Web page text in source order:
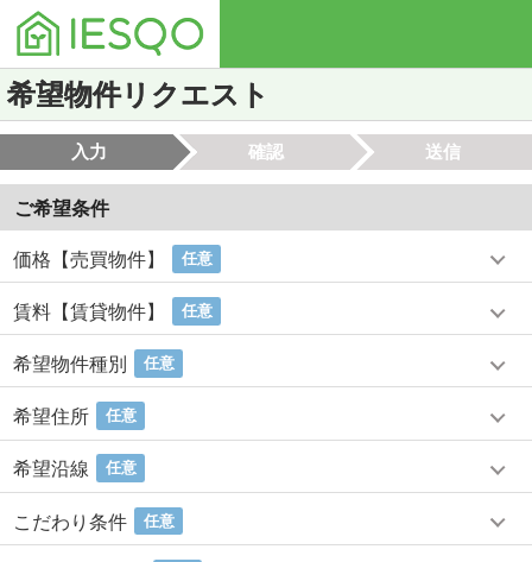
希望物件リクエスト
入力 確認 送信
ご希望条件
価格【売買物件】 任意
賃料【賃貸物件】 任意
希望物件種別 任意
希望住所 任意
希望沿線 任意
こだわり条件 任意